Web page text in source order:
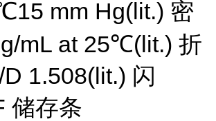
mm Hg(lit.) 密
mL at 25℃(lit.) 折
1.508(lit.) 闪
储存条